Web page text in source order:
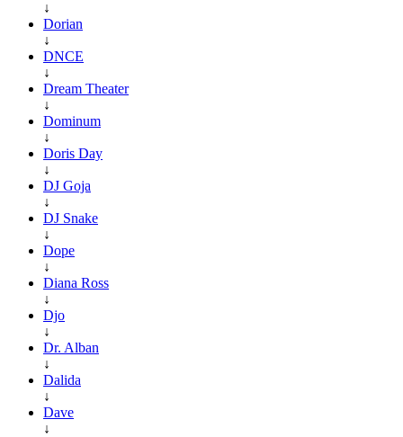
↓
Dorian
↓
DNCE
↓
Dream Theater
↓
Dominum
↓
Doris Day
↓
DJ Goja
↓
DJ Snake
↓
Dope
↓
Diana Ross
↓
Djo
↓
Dr. Alban
↓
Dalida
↓
Dave
↓